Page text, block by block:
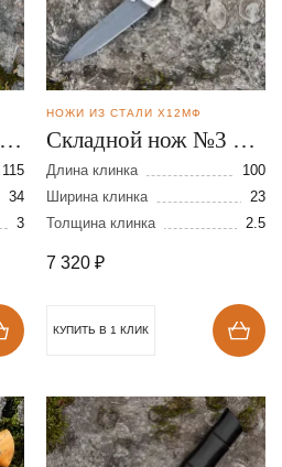
115
34
3
НОЖИ ИЗ СТАЛИ Х12МФ
Складной нож №3 из
стали Х12МФ
Длина клинка
100
Ширина клинка
23
Толщина клинка
2.5
7 320 ₽
КУПИТЬ В 1 КЛИК